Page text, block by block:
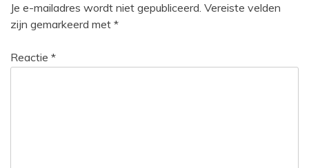
Je e-mailadres wordt niet gepubliceerd. Vereiste velden
zijn gemarkeerd met *
Reactie *